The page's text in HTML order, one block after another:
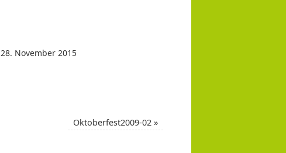
28. November 2015
Oktoberfest2009-02 »